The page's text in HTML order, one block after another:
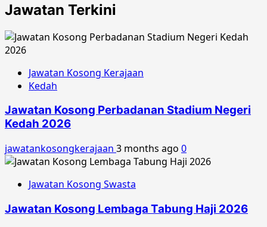
Jawatan Terkini
Jawatan Kosong Kerajaan
Kedah
Jawatan Kosong Perbadanan Stadium Negeri
Kedah 2026
jawatankosongkerajaan 3 months ago 0
Jawatan Kosong Swasta
Jawatan Kosong Lembaga Tabung Haji 2026